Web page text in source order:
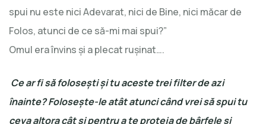
spui nu este nici Adevarat, nici de Bine, nici măcar de
Folos, atunci de ce să-mi mai spui?”
Omul era învins şi a plecat ruşinat….
Ce ar fi să foloseşti şi tu aceste trei filter de azi
înainte? Foloseşte-le atât atunci când vrei să spui tu
ceva altora cât şi pentru a te proteja de bârfele şi